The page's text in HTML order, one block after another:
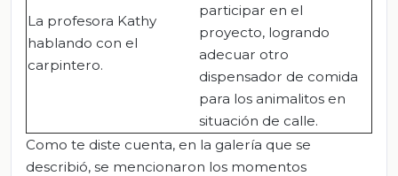
La profesora Kathy
hablando con el
carpintero.
participar en el
proyecto, logrando
adecuar otro
dispensador de comida
para los animalitos en
situación de calle.
Como te diste cuenta, en la galería que se
describió, se mencionaron los momentos